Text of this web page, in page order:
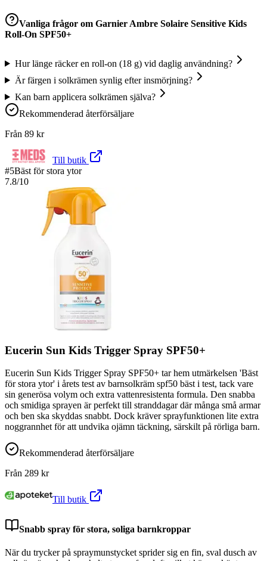
Vanliga frågor om Garnier Ambre Solaire Sensitive Kids
Roll-On SPF50+
Hur länge räcker en roll-on (18 g) vid daglig användning?
Är färgen i solkrämen synlig efter insmörjning?
Kan barn applicera solkrämen själva?
Rekommenderad återförsäljare
Från 89 kr
Till butik
#5Bäst för stora ytor
7.8/10
Eucerin Sun Kids Trigger Spray SPF50+
Eucerin Sun Kids Trigger Spray SPF50+ tar hem utmärkelsen 'Bäst
för stora ytor' i årets test av barnsolkräm spf50 bäst i test, tack vare
sin generösa volym och extra vattenresistenta formula. Den snabba
och smidiga sprayen är perfekt till stranddagar där många små armar
och ben ska skyddas snabbt. Dock kräver sprayfunktionen lite extra
noggrannhet för att undvika ojämn täckning, särskilt på rörliga barn.
Rekommenderad återförsäljare
Från 289 kr
Till butik
Snabb spray för stora, soliga barnkroppar
När du trycker på spraymunstycket sprider sig en fin, sval dusch av